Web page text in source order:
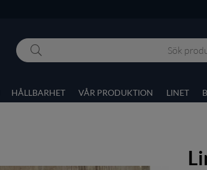
HÅLLBARHET VÅR PRODUKTION LINET